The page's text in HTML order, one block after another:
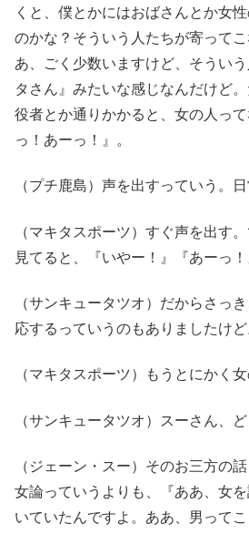
くと、僕とかにはおばさんとか女
のかな？そういう人たちが寄って
あ、ごく少数いますけど、そうい
タさん』みたいな感じなんだけど
役者とか通りかかると、女の人っ
っ！あーっ！』。
（プチ鹿島）声を出すっていう。日
（マキタスポーツ）すぐ声を出す
見てると、『いやー！』『あーっ！
（サンキュータツオ）だからさっ
応するっていうのもありましたけど
（マキタスポーツ）もうとにかく
（サンキュータツオ）スーさん、
（ジェーン・スー）そのお三方の
女論っていうよりも、『ああ、女
いていたんですよ。ああ、男って